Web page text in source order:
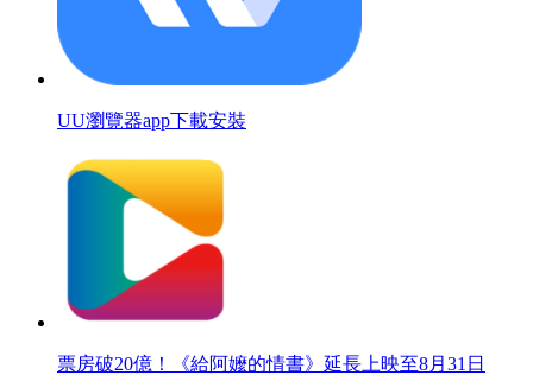
UU瀏覽器app下載安裝
票房破20億！《給阿嬤的情書》延長上映至8月31日